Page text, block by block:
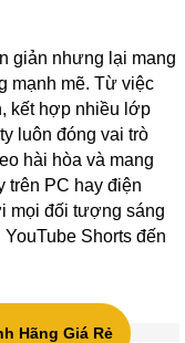
giản nhưng lại mang
mạnh mẽ. Từ việc
kết hợp nhiều lớp
luôn đóng vai trò
hài hòa và mang
trên PC hay điện
mọi đối tượng sáng
Shorts đến
Hãng Giá Rẻ